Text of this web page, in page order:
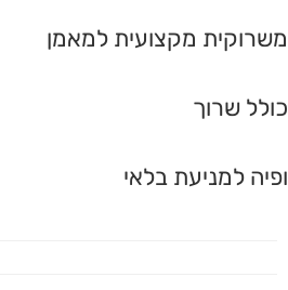
משרוקית מקצועית למאמן
כולל שרוך
ופיה למניעת בלאי